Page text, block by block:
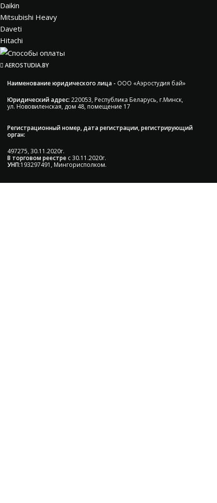
Daikin
Mitsubishi Heavy
Daveti
Hitachi
AEROSTUDIA.BY
Наименование юридического лица - ООО «Аэростудия бай»
Юридический адрес: 220053, Республика Беларусь, г.Минск,
ул. Нововиленская, дом 48, помещение 17
Регистрационный номер, дата регистрации, регистрирующий
орган:
497275, 30.11.2020г.
В торговом реестре с 30.11.2020г.
УНП:193297491, Мингорисполком.